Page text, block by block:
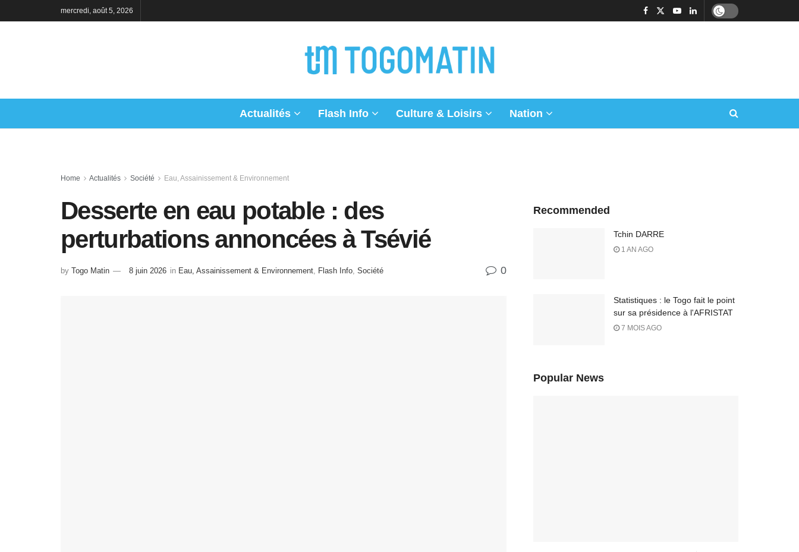
mercredi, août 5, 2026
Actualités Flash Info Culture & Loisirs Nation
Home Actualités Société Eau, Assainissement & Environnement
Desserte en eau potable : des
perturbations annoncées à Tsévié
by Togo Matin 8 juin 2026 in Eau, Assainissement & Environnement Flash Info Société 0
Recommended
Tchin DARRE
1 AN AGO
Statistiques : le Togo fait le point
sur sa présidence à l'AFRISTAT
7 MOIS AGO
Popular News